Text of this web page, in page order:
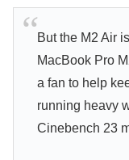
But the M2 Air
MacBook Pro
a fan to help
running heavy
Cinebench 23